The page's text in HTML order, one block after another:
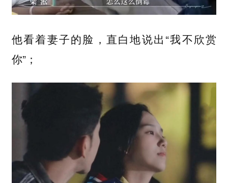
他看着妻子的脸，直白地说出“我不欣赏
你”；